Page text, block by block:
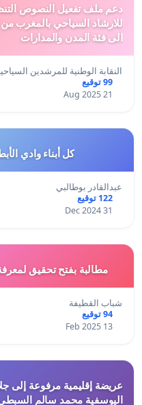
للارشاد السياحي بالمغرب من
الى فئة المدن والمدارات
النقابة الوطنية للمرشدين
99 توقيع
21 Aug 2025
كل أبناء وادي
عبدالقادر بوطالبي
122 توقيع
31 Dec 2024
مطالبة بفتح تحقيق
شباب القطيفة
94 توقيع
13 Feb 2025
عريضة إقليمية مرفوعة إلى
اليوسفية محمد سالم